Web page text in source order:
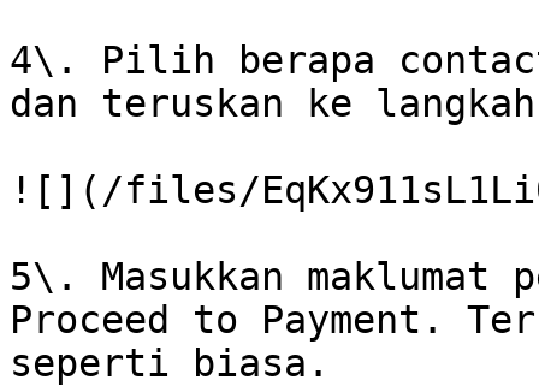
4\. Pilih berapa
dan teruskan ke
![](/files/
5\. Masukkan maklumat
Proceed to Payment.
seperti biasa.